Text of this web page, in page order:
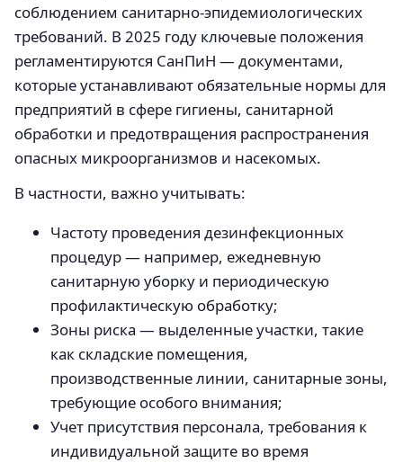
соблюдением санитарно-эпидемиологических
требований. В 2025 году ключевые положения
регламентируются СанПиН — документами,
которые устанавливают обязательные нормы для
предприятий в сфере гигиены, санитарной
обработки и предотвращения распространения
опасных микроорганизмов и насекомых.
В частности, важно учитывать:
Частоту проведения дезинфекционных
процедур — например, ежедневную
санитарную уборку и периодическую
профилактическую обработку;
Зоны риска — выделенные участки, такие
как складские помещения,
производственные линии, санитарные зоны,
требующие особого внимания;
Учет присутствия персонала, требования к
индивидуальной защите во время